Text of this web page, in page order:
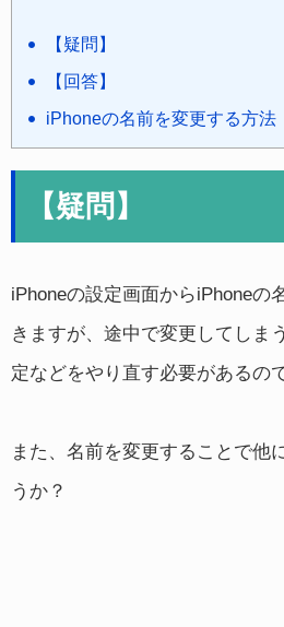
【疑問】
【回答】
iPhoneの名前を変更する方法
【疑問】
iPhoneの設定画面からiPhoneの
きますが、途中で変更してしま
定などをやり直す必要があるの
また、名前を変更することで他
うか？